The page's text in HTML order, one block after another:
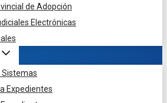
de Adopción
Electrónicas
Sistemas
Expedientes